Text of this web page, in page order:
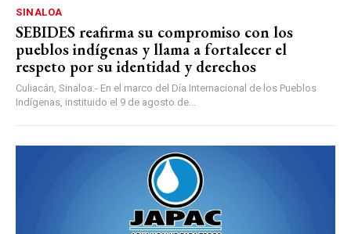
SINALOA
SEBIDES reafirma su compromiso con los
pueblos indígenas y llama a fortalecer el
respeto por su identidad y derechos
Culiacán, Sinaloa.- En el marco del Día Internacional de los Pueblos
Indígenas, instituido el 9 de agosto de...